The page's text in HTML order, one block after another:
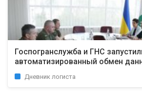
Госпогранслужба и ГНС
автоматизированный обмен
Дневник логиста